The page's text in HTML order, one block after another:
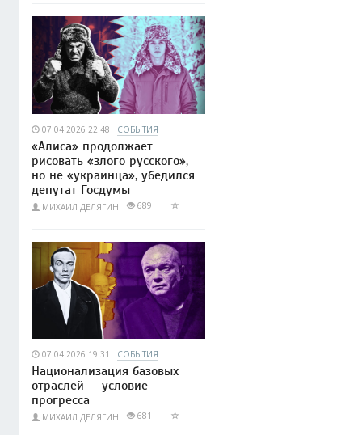
07.04.2026 22:48 СОБЫТИЯ
«Алиса» продолжает
рисовать «злого русского»,
но не «украинца», убедился
депутат Госдумы
МИХАИЛ ДЕЛЯГИН 689
07.04.2026 19:31 СОБЫТИЯ
Национализация базовых
отраслей — условие
прогресса
МИХАИЛ ДЕЛЯГИН 681